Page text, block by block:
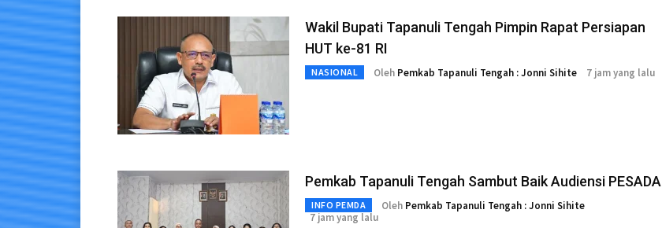
Wakil Bupati Tapanuli Tengah Pimpin Rapat Persiapan
HUT ke-81 RI
NASIONAL Oleh Pemkab Tapanuli Tengah : Jonni Sihite 7 jam yang lalu
Pemkab Tapanuli Tengah Sambut Baik Audiensi PESADA
INFO PEMDA Oleh Pemkab Tapanuli Tengah : Jonni Sihite
7 jam yang lalu